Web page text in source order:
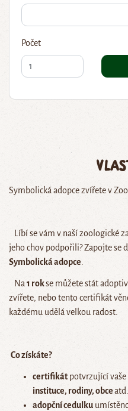
Počet
Symbolická adopce zvířete v
Líbí se vám v naší zoologické
jeho chov podpořili? Zapojte se
Symbolická adopce
Na 1 rokse můžete stát
zvířete, nebo tento certifikát
každému udělá velkou radost.
Co získáte?
certifikátpotvrzující vaše
instituce, rodiny, obce
adopční cedulku